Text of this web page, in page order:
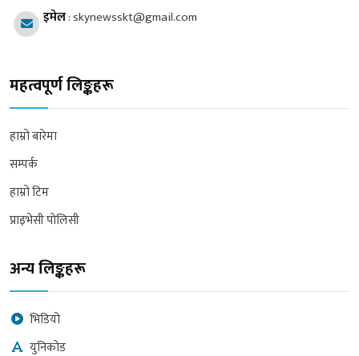
इमेल:skynewsskt@gmail.com
महत्वपूर्ण लिङ्कहरू
हाम्रो बारेमा
सम्पर्क
हाम्रो टिम
प्राइभेसी पोलिसी
अन्य लिङ्कहरू
भिडियो
युनिकोड